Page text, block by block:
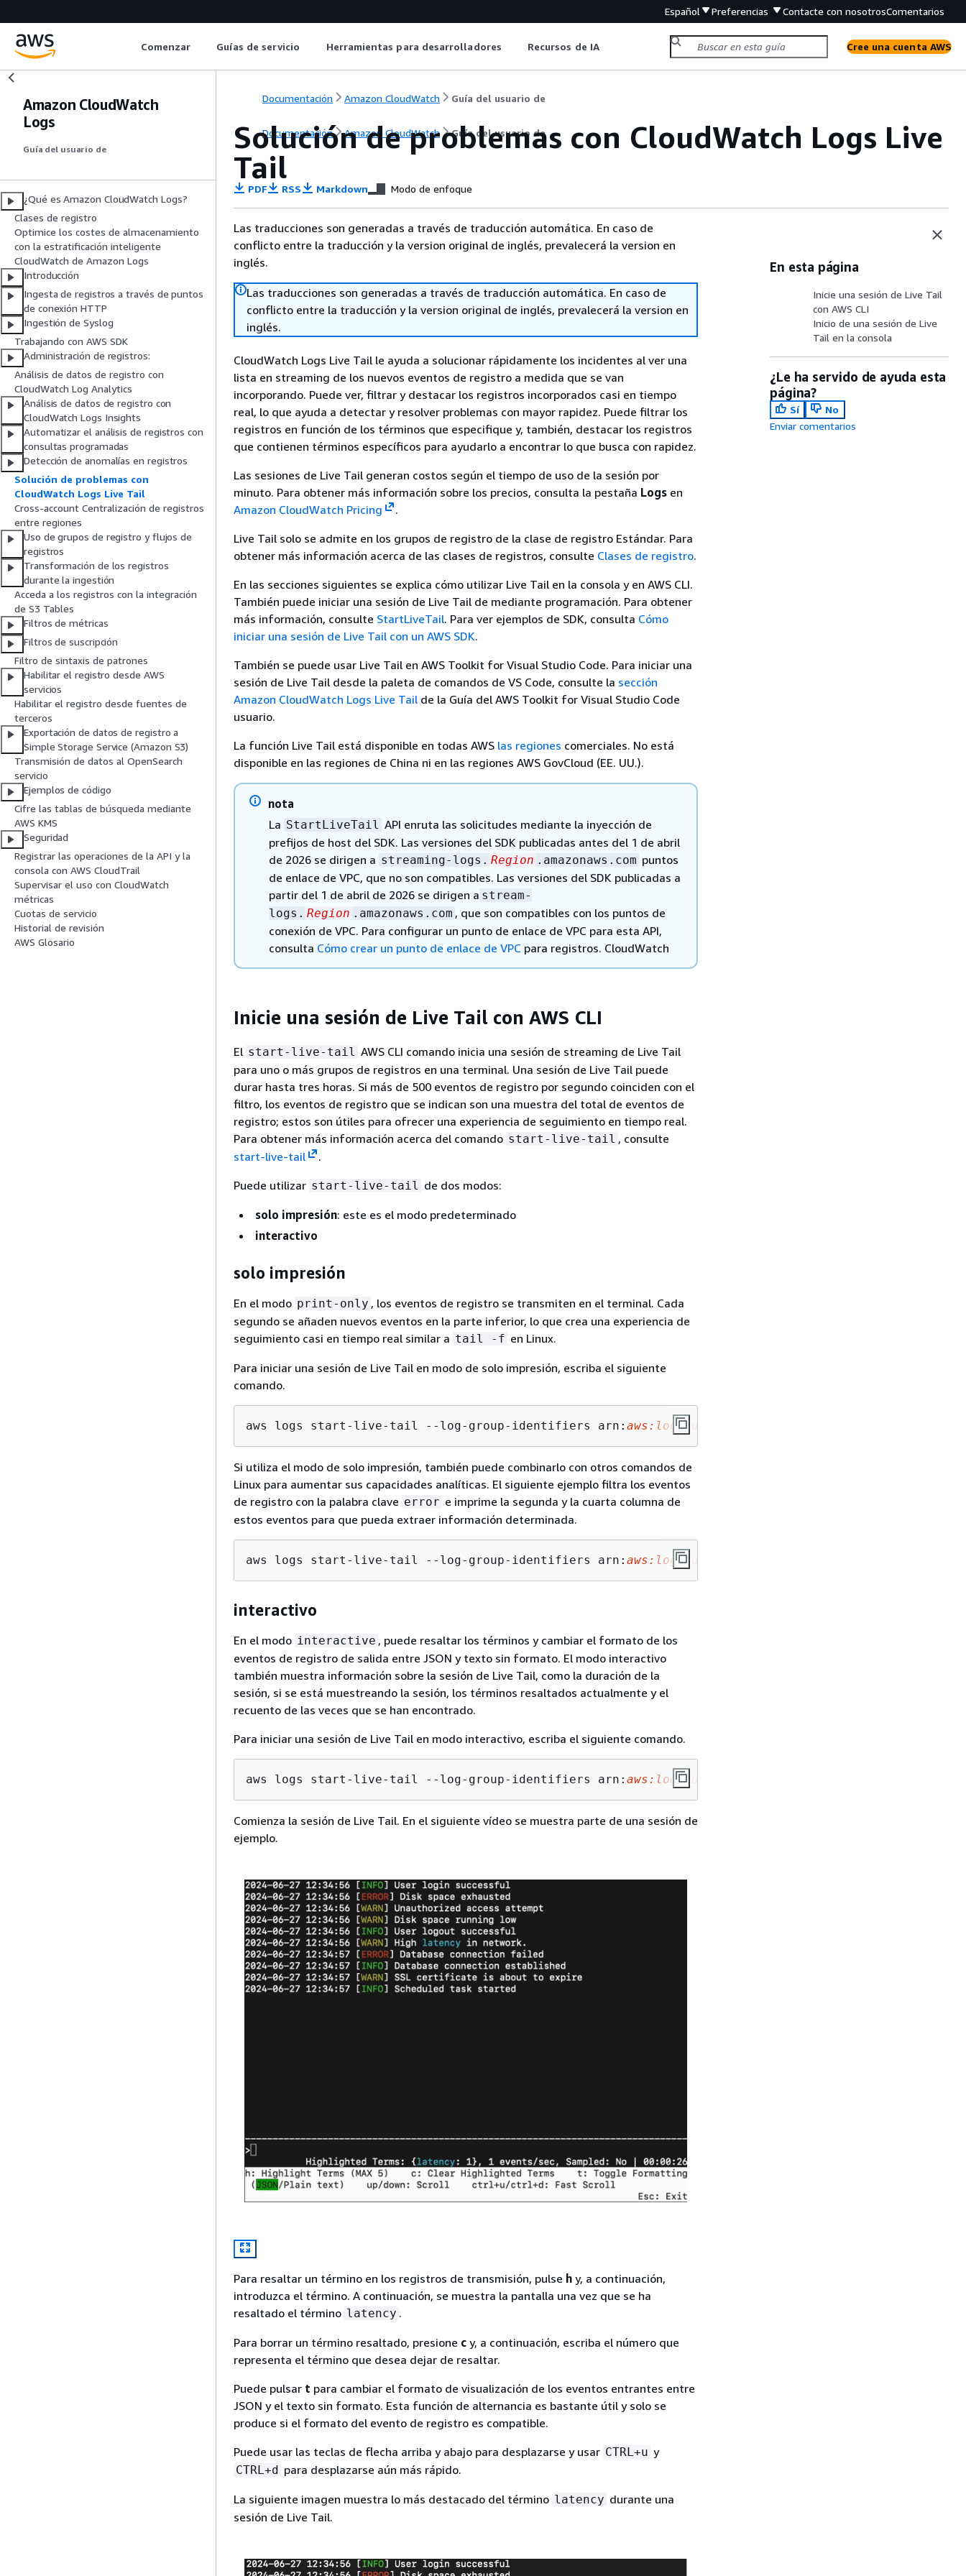
Español Preferencias Contacte con nosotrosComentarios
Comenzar Guías de servicio Herramientas para desarrolladores Recursos de IA Cree una cuenta AWS
Amazon CloudWatch
Logs
Guía del usuario de
¿Qué es Amazon CloudWatch Logs?
Clases de registro
Optimice los costes de almacenamiento
con la estratificación inteligente
CloudWatch de Amazon Logs
Introducción
Ingesta de registros a través de puntos
de conexión HTTP
Ingestión de Syslog
Trabajando con AWS SDK
Administración de registros:
Análisis de datos de registro con
CloudWatch Log Analytics
Análisis de datos de registro con
CloudWatch Logs Insights
Automatizar el análisis de registros con
consultas programadas
Detección de anomalías en registros
Solución de problemas con
CloudWatch Logs Live Tail
Cross-account Centralización de registros
entre regiones
Uso de grupos de registro y flujos de
registros
Transformación de los registros
durante la ingestión
Acceda a los registros con la integración
de S3 Tables
Filtros de métricas
Filtros de suscripción
Filtro de sintaxis de patrones
Habilitar el registro desde AWS
servicios
Habilitar el registro desde fuentes de
terceros
Exportación de datos de registro a
Simple Storage Service (Amazon S3)
Transmisión de datos al OpenSearch
servicio
Ejemplos de código
Cifre las tablas de búsqueda mediante
AWS KMS
Seguridad
Registrar las operaciones de la API y la
consola con AWS CloudTrail
Supervisar el uso con CloudWatch
métricas
Cuotas de servicio
Historial de revisión
AWS Glosario
Documentación Amazon CloudWatch Guía del usuario de
Documentación Amazon CloudWatch Guía del usuario de
Solución de problemas con CloudWatch Logs Live
Tail
PDF RSS Markdown Modo de enfoque
Las traducciones son generadas a través de traducción automática. En caso de
conflicto entre la traducción y la version original de inglés, prevalecerá la version en
inglés.
Las traducciones son generadas a través de traducción automática. En caso de
conflicto entre la traducción y la version original de inglés, prevalecerá la version en
inglés.
CloudWatch Logs Live Tail le ayuda a solucionar rápidamente los incidentes al ver una
lista en streaming de los nuevos eventos de registro a medida que se van
incorporando. Puede ver, filtrar y destacar los registros incorporados casi en tiempo
real, lo que ayuda a detectar y resolver problemas con mayor rapidez. Puede filtrar los
registros en función de los términos que especifique y, también, destacar los registros
que contienen términos específicos para ayudarlo a encontrar lo que busca con rapidez.
Las sesiones de Live Tail generan costos según el tiempo de uso de la sesión por
minuto. Para obtener más información sobre los precios, consulta la pestaña Logs en
Amazon CloudWatch Pricing
.
Live Tail solo se admite en los grupos de registro de la clase de registro Estándar. Para
obtener más información acerca de las clases de registros, consulte Clases de registro.
En las secciones siguientes se explica cómo utilizar Live Tail en la consola y en AWS CLI.
También puede iniciar una sesión de Live Tail de mediante programación. Para obtener
más información, consulte StartLiveTail. Para ver ejemplos de SDK, consulta Cómo
iniciar una sesión de Live Tail con un AWS SDK.
También se puede usar Live Tail en AWS Toolkit for Visual Studio Code. Para iniciar una
sesión de Live Tail desde la paleta de comandos de VS Code, consulte la sección
Amazon CloudWatch Logs Live Tail de la Guía del AWS Toolkit for Visual Studio Code
usuario.
La función Live Tail está disponible en todas AWS las regiones comerciales. No está
disponible en las regiones de China ni en las regiones AWS GovCloud (EE. UU.).
nota
La StartLiveTail API enruta las solicitudes mediante la inyección de
prefijos de host del SDK. Las versiones del SDK publicadas antes del 1 de abril
de 2026 se dirigen a streaming-logs. Region .amazonaws.com puntos
de enlace de VPC, que no son compatibles. Las versiones del SDK publicadas a
partir del 1 de abril de 2026 se dirigen a stream-
logs. Region .amazonaws.com , que son compatibles con los puntos de
conexión de VPC. Para configurar un punto de enlace de VPC para esta API,
consulta Cómo crear un punto de enlace de VPC para registros. CloudWatch
Inicie una sesión de Live Tail con AWS CLI
El start-live-tail AWS CLI comando inicia una sesión de streaming de Live Tail
para uno o más grupos de registros en una terminal. Una sesión de Live Tail puede
durar hasta tres horas. Si más de 500 eventos de registro por segundo coinciden con el
filtro, los eventos de registro que se indican son una muestra del total de eventos de
registro; estos son útiles para ofrecer una experiencia de seguimiento en tiempo real.
Para obtener más información acerca del comando start-live-tail , consulte
start-live-tail
.
Puede utilizar start-live-tail de dos modos:
solo impresión: este es el modo predeterminado
interactivo
solo impresión
En el modo print-only , los eventos de registro se transmiten en el terminal. Cada
segundo se añaden nuevos eventos en la parte inferior, lo que crea una experiencia de
seguimiento casi en tiempo real similar a tail -f en Linux.
Para iniciar una sesión de Live Tail en modo de solo impresión, escriba el siguiente
comando.
aws logs start-live-tail --log-group-identifiers arn: aws:logs:us-east-1:111111222222:log-group:my-
Si utiliza el modo de solo impresión, también puede combinarlo con otros comandos de
Linux para aumentar sus capacidades analíticas. El siguiente ejemplo filtra los eventos
de registro con la palabra clave error e imprime la segunda y la cuarta columna de
estos eventos para que pueda extraer información determinada.
aws logs start-live-tail --log-group-identifiers arn: aws:logs:us-east-1:111111222222:log-group:my-
interactivo
En el modo interactive , puede resaltar los términos y cambiar el formato de los
eventos de registro de salida entre JSON y texto sin formato. El modo interactivo
también muestra información sobre la sesión de Live Tail, como la duración de la
sesión, si se está muestreando la sesión, los términos resaltados actualmente y el
recuento de las veces que se han encontrado.
Para iniciar una sesión de Live Tail en modo interactivo, escriba el siguiente comando.
aws logs start-live-tail --log-group-identifiers arn: aws:logs:us-east-1:111111222222:log-group:my-
Comienza la sesión de Live Tail. En el siguiente vídeo se muestra parte de una sesión de
ejemplo.
Para resaltar un término en los registros de transmisión, pulse h y, a continuación,
introduzca el término. A continuación, se muestra la pantalla una vez que se ha
resaltado el término latency .
Para borrar un término resaltado, presione c y, a continuación, escriba el número que
representa el término que desea dejar de resaltar.
Puede pulsar t para cambiar el formato de visualización de los eventos entrantes entre
JSON y el texto sin formato. Esta función de alternancia es bastante útil y solo se
produce si el formato del evento de registro es compatible.
Puede usar las teclas de flecha arriba y abajo para desplazarse y usar CTRL+u y
CTRL+d para desplazarse aún más rápido.
La siguiente imagen muestra lo más destacado del término latency durante una
sesión de Live Tail.
En esta página
Inicie una sesión de Live Tail
con AWS CLI
Inicio de una sesión de Live
Tail en la consola
¿Le ha servido de ayuda esta
página?
Sí
No
Enviar comentarios